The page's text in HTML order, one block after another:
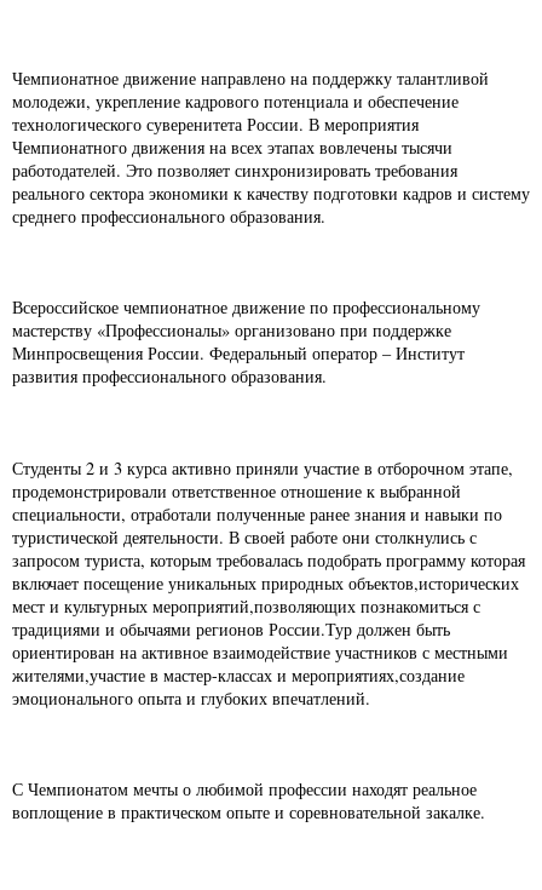
Чемпионатное движение направлено на поддержку талантливой
молодежи, укрепление кадрового потенциала и обеспечение
технологического суверенитета России. В мероприятия
Чемпионатного движения на всех этапах вовлечены тысячи
работодателей. Это позволяет синхронизировать требования
реального сектора экономики к качеству подготовки кадров и систему
среднего профессионального образования.
Всероссийское чемпионатное движение по профессиональному
мастерству «Профессионалы» организовано при поддержке
Минпросвещения России. Федеральный оператор – Институт
развития профессионального образования.
Студенты 2 и 3 курса активно приняли участие в отборочном этапе,
продемонстрировали ответственное отношение к выбранной
специальности, отработали полученные ранее знания и навыки по
туристической деятельности. В своей работе они столкнулись с
запросом туриста, которым требовалась подобрать программу которая
включает посещение уникальных природных объектов,исторических
мест и культурных мероприятий,позволяющих познакомиться с
традициями и обычаями регионов России.Тур должен быть
ориентирован на активное взаимодействие участников с местными
жителями,участие в мастер-классах и мероприятиях,создание
эмоционального опыта и глубоких впечатлений.
С Чемпионатом мечты о любимой профессии находят реальное
воплощение в практическом опыте и соревновательной закалке.